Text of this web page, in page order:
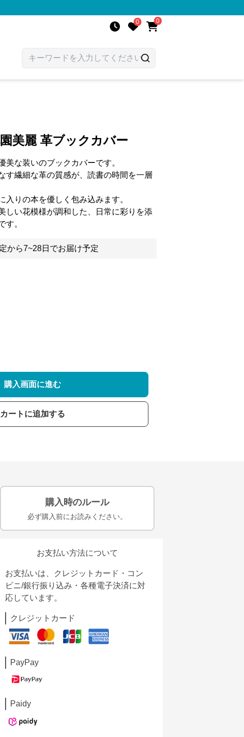
0 0
美麗 革ブックカバー
美な装いのブックカバーです。
す繊細な革の質感が、読書の時間を一層
入りの本を優しく包み込みます。
しい花模様が調和した、日常に彩りを添
す。
から7~28日でお届け予定
購入画面に進む
カートに追加する
購入時のルール
必ず購入前にお読みください。
お支払い方法について
お支払いは、クレジットカード・コン
ビニ/銀行振り込み・各種電子決済に対
応しています。
クレジットカード
PayPay
Paidy